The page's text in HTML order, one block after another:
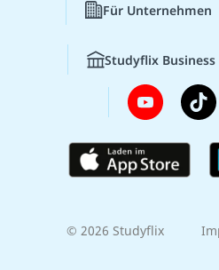
Für Unternehmen
Studyflix Business
© 2026 Studyflix